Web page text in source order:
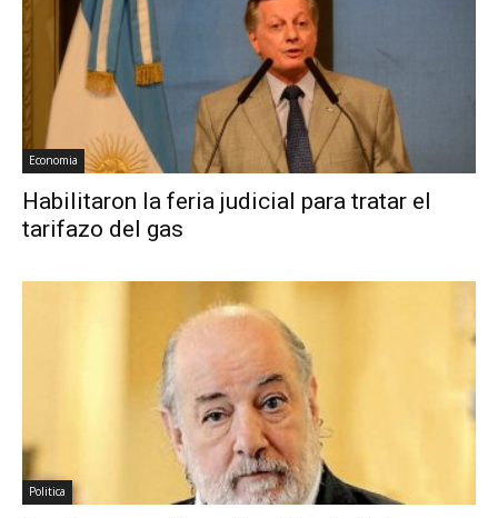
Economia
Habilitaron la feria judicial para tratar el
tarifazo del gas
Politica